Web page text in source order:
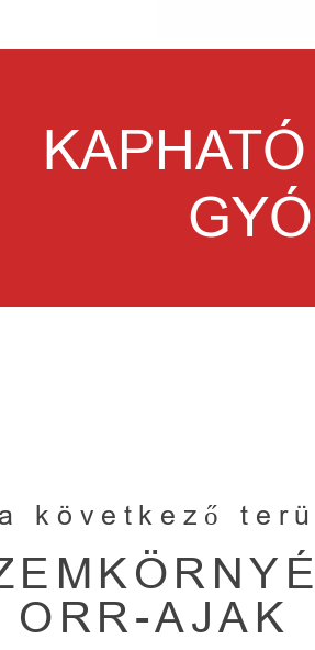
következő
ORR-AJAK